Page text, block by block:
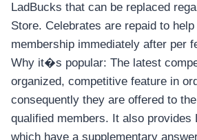
LadBucks that can be replaced
Store. Celebrates are repaid to
membership immediately after per
Why it�s popular: The latest
organized, competitive feature in
consequently they are offered to
qualified members. It also provides
which have a supplementary